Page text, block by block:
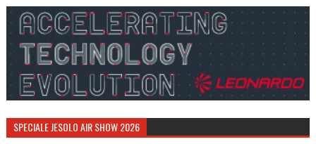
SPECIALE JESOLO AIR SHOW 2026